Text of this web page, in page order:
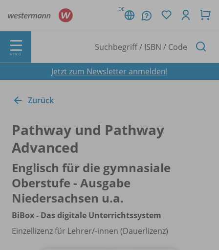
DE
MENÜ
Jetzt zum Newsletter anmelden!
Zurück
Pathway und Pathway
Advanced
Englisch für die gymnasiale
Oberstufe - Ausgabe
Niedersachsen u.a.
BiBox - Das digitale Unterrichtssystem
Einzellizenz für Lehrer/-innen (Dauerlizenz)